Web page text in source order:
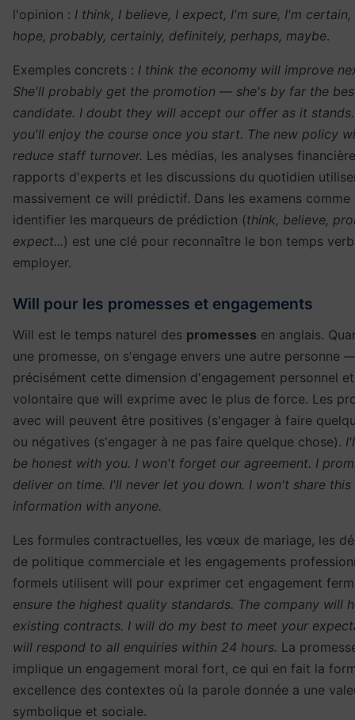
l'opinion : I think, I believe, I expect, I'm sure, I'm
hope, probably, certainly, definitely, perhaps, maybe.
Exemples concrets : I think the economy will improve
She'll probably get the promotion — she's by far the
candidate. I doubt they will accept our offer as it
you'll enjoy the course once you start. The new policy
reduce staff turnover. Les médias, les analyses
rapports d'experts et les discussions du quotidien
massivement ce will prédictif. Dans les examens comme
identifier les marqueurs de prédiction (think, believe,
expect...) est une clé pour reconnaître le bon temps
employer.
Will pour les promesses et engagements
Will est le temps naturel des promesses en anglais.
une promesse, on s'engage envers une autre personne
précisément cette dimension d'engagement personnel et
volontaire que will exprime avec le plus de force. Les
avec will peuvent être positives (s'engager à faire
ou négatives (s'engager à ne pas faire quelque chose).
be honest with you. I won't forget our agreement. I
deliver on time. I'll never let you down. I won't share this
information with anyone.
Les formules contractuelles, les vœux de mariage, les
de politique commerciale et les engagements
formels utilisent will pour exprimer cet engagement
ensure the highest quality standards. The company will
existing contracts. I will do my best to meet your
will respond to all enquiries within 24 hours. La
implique un engagement moral fort, ce qui en fait la
excellence des contextes où la parole donnée a une
symbolique et sociale.